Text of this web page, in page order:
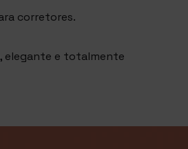
corretores.
elegante e totalmente